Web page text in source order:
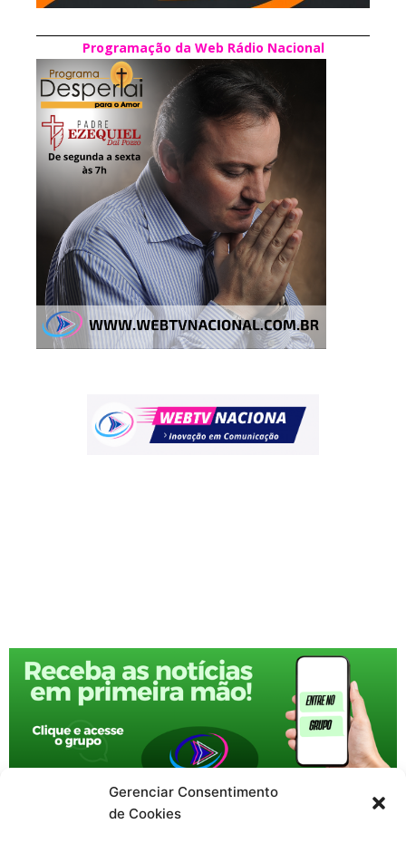
Gerenciar Consentimento
de Cookies
Programação da Web Rádio Nacional